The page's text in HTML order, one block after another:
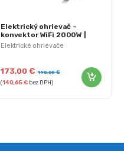
Elektrické ohrievače
Elektrický ohrievač –
konvektor WiFi 2000W |
NEO 90-095
173,00€ 198,00€
(140,65 €bez DPH)